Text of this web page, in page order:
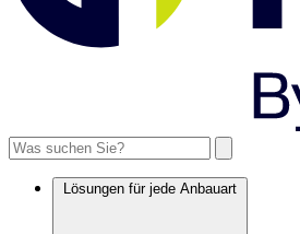
Lösungen für jede Anbauart